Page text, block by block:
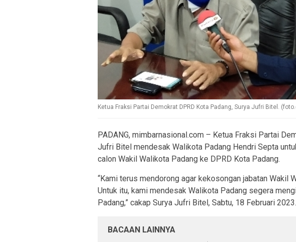
Ketua Fraksi Partai Demokrat DPRD Kota Padang, Surya Jufri Bitel.
PADANG, mimbarnasional.com – Ketua Fraksi Partai
Jufri Bitel mendesak Walikota Padang Hendri Septa
calon Wakil Walikota Padang ke DPRD Kota Padang.
“Kami terus mendorong agar kekosongan jabatan Wakil
Untuk itu, kami mendesak Walikota Padang segera
Padang,” cakap Surya Jufri Bitel, Sabtu, 18 Februari 2023.
BACAAN LAINNYA